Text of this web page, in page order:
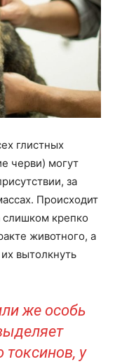
глистных
черви) могут
за
Происходит
слишком крепко
животного, а
вытолкнуть
же особь
токсинов, у